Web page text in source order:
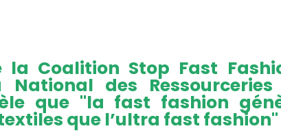
la Coalition Stop Fast
National des
que "la fast fashion
que l’ultra fast fashion"